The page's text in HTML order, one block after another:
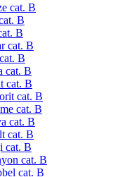
cat. B
B
B
cat. B
B
cat. B
cat. B
cat. B
cat. B
cat. B
cat. B
cat. B
cat. B
cat. B